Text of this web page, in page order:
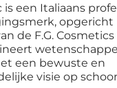
is een Italiaans
opgericht
de F.G.
een bewuste en
visie op